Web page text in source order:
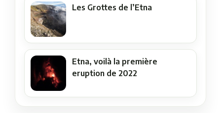
Les Grottes de l’Etna
Etna, voilà la première
eruption de 2022